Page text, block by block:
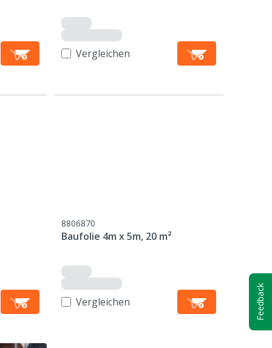
Vergleichen
8806870
Baufolie 4m x 5m, 20 m²
Vergleichen Feedback